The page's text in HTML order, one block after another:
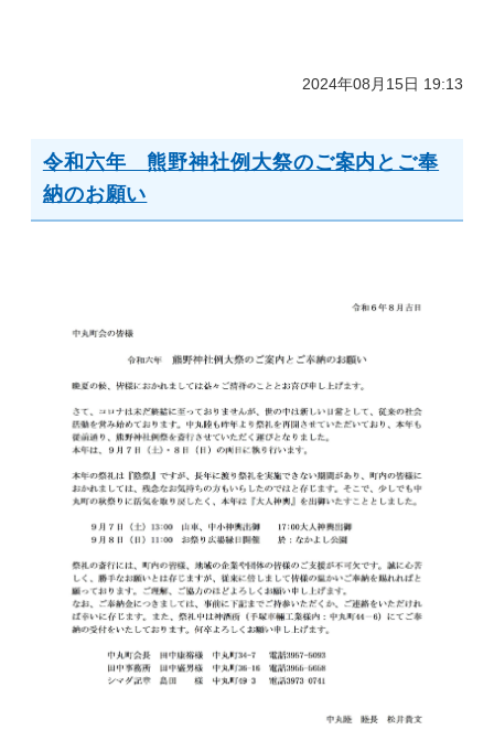
2024年08月15日 19:13
令和六年 熊野神社例大祭のご案内とご奉
納のお願い